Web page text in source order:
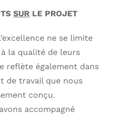
SUR LE PROJET
ne se limite
la qualité de leurs
reflète également dans
de travail que nous
conçu.
accompagné